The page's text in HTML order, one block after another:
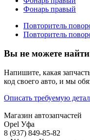
Фонарь правый
Повторитель
Повторитель
Вы не можете
Напишите, какая
код своего авто, и мы
Описать требуемую
Магазин автозапчастей
Opel Уфа
8 (937) 849-85-82